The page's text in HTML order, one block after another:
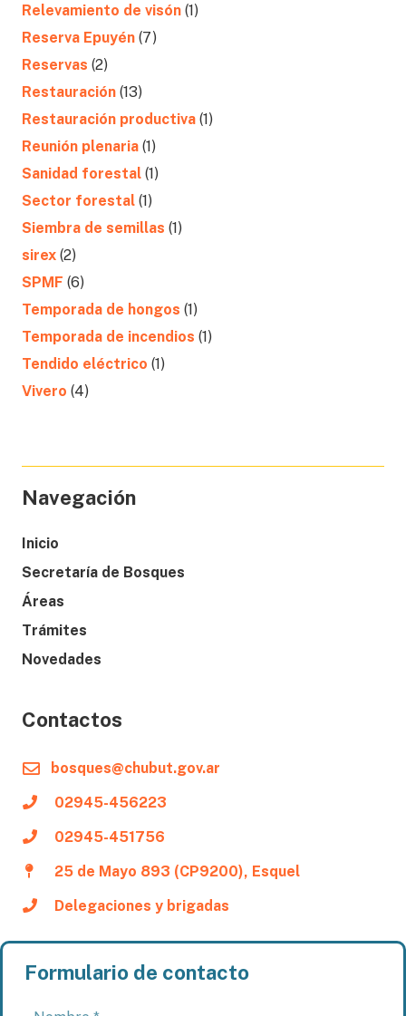
Relevamiento de visón (1)
Reserva Epuyén (7)
Reservas (2)
Restauración (13)
Restauración productiva (1)
Reunión plenaria (1)
Sanidad forestal (1)
Sector forestal (1)
Siembra de semillas (1)
sirex (2)
SPMF (6)
Temporada de hongos (1)
Temporada de incendios (1)
Tendido eléctrico (1)
Vivero (4)
Navegación
Inicio
Secretaría de Bosques
Áreas
Trámites
Novedades
Contactos
bosques@chubut.gov.ar
02945-456223
02945-451756
25 de Mayo 893 (CP9200), Esquel
Delegaciones y brigadas
Formulario de contacto